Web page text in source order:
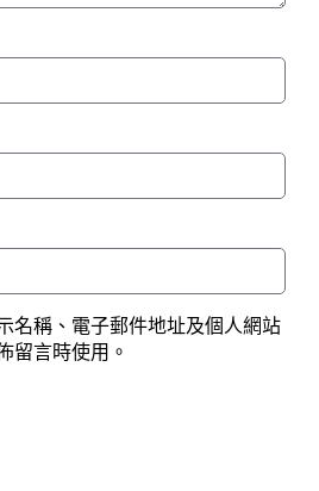
名稱、電子郵件地址及個人網站
留言時使用。